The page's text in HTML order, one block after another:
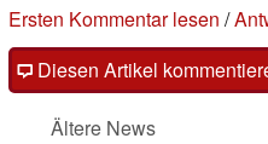
Ersten Kommentar lesen /
Diesen Artikel
Ältere News